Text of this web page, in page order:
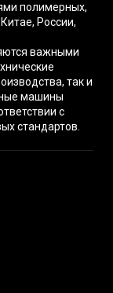
полимерных,
России,
важными
так и
машины
с
стандартов.